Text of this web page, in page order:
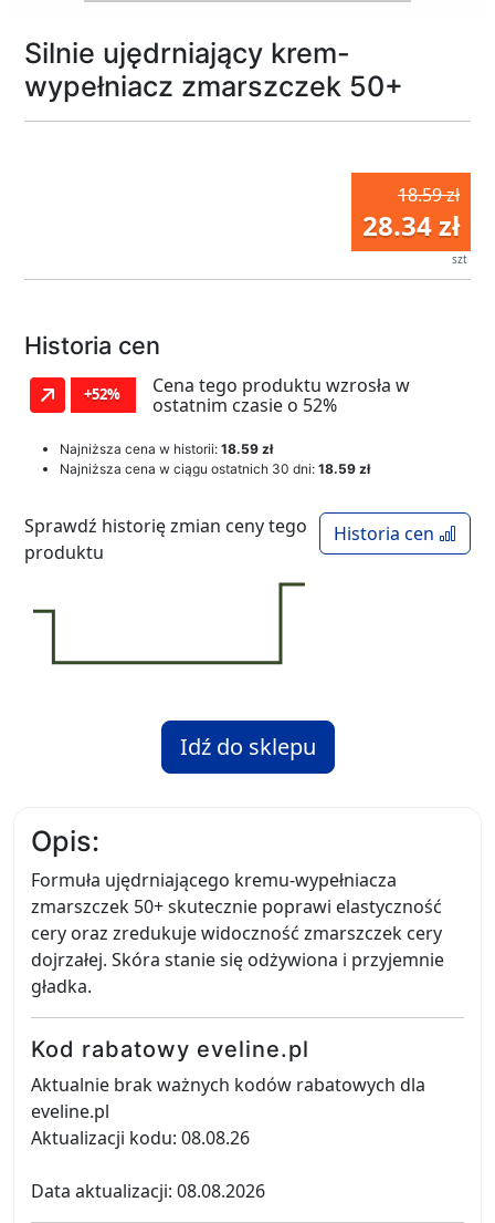
Silnie ujędrniający krem-
wypełniacz zmarszczek 50+
18.59 zł
28.34 zł
szt
Historia cen
+52%
Cena tego produktu wzrosła w
ostatnim czasie o 52%
Najniższa cena w historii: 18.59 zł
Najniższa cena w ciągu ostatnich 30 dni: 18.59 zł
Historia cen
Sprawdź historię zmian ceny tego
produktu
Idź do sklepu
Opis:
Formuła ujędrniającego kremu-wypełniacza
zmarszczek 50+ skutecznie poprawi elastyczność
cery oraz zredukuje widoczność zmarszczek cery
dojrzałej. Skóra stanie się odżywiona i przyjemnie
gładka.
Kod rabatowy eveline.pl
Aktualnie brak ważnych kodów rabatowych dla
eveline.pl
Aktualizacji kodu: 08.08.26
Data aktualizacji: 08.08.2026